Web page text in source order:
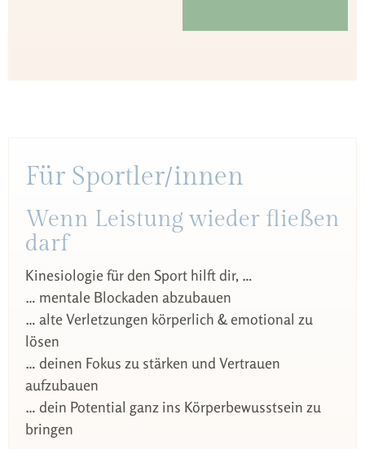
Für Sportler/innen
Wenn Leistung wieder fließen
darf
Kinesiologie für den Sport hilft dir, …
… mentale Blockaden abzubauen
… alte Verletzungen körperlich & emotional zu
lösen
… deinen Fokus zu stärken und Vertrauen
aufzubauen
… dein Potential ganz ins Körperbewusstsein zu
bringen